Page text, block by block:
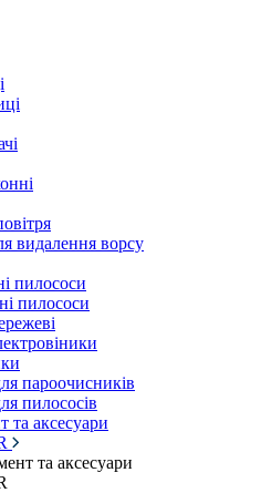
видалення ворсу
пилососи
пилососи
пароочисників
пилососів
та аксесуари
та аксесуари